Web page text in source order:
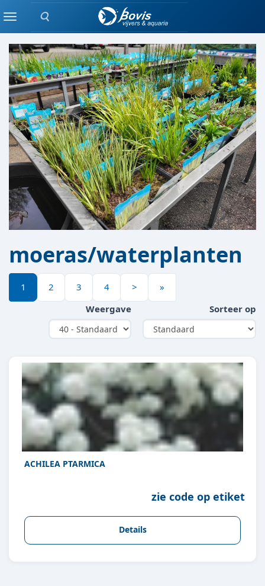
Zoeken
MenuBEPLANTING
moeras/waterplanten
1 2 3 4 >
»
Weergave
Sorteer op
ACHILEA PTARMICA
zie code op etiket
Details